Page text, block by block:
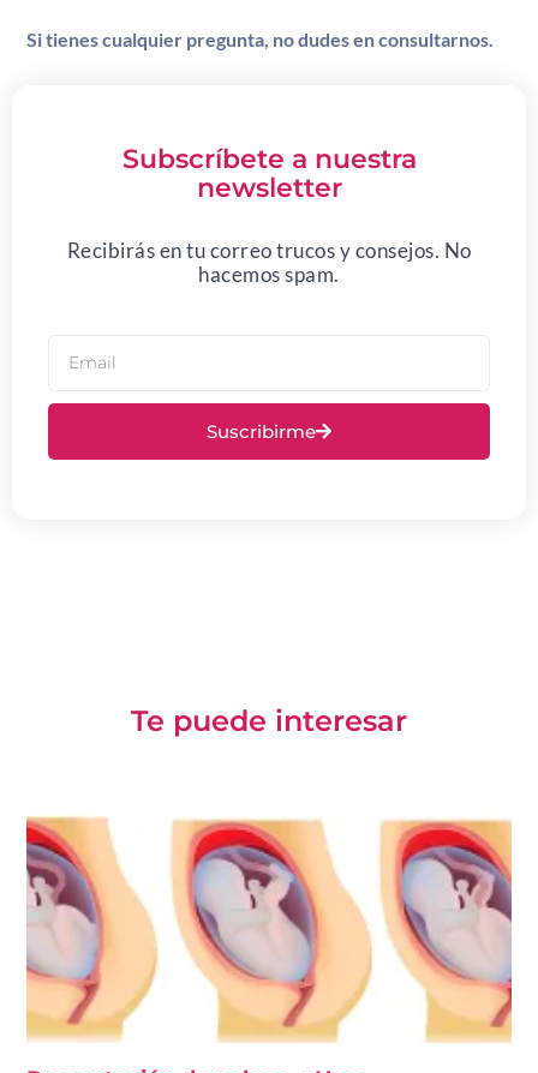
Si tienes cualquier pregunta, no dudes en consultarnos.
Subscríbete a nuestra
newsletter
Recibirás en tu correo trucos y consejos. No
hacemos spam.
Suscribirme
Te puede interesar